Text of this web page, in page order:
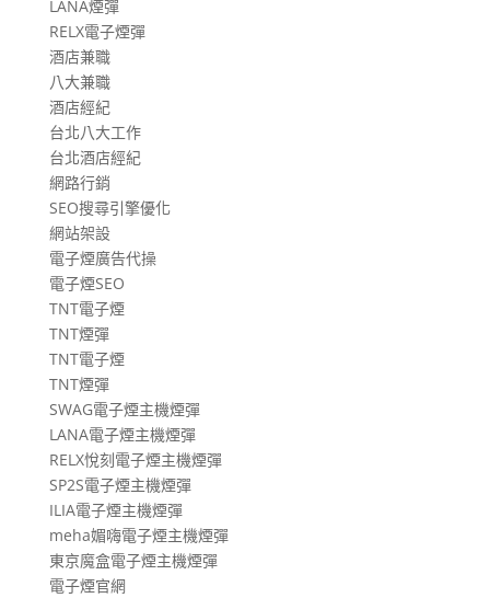
LANA煙彈
RELX電子煙彈
酒店兼職
八大兼職
酒店經紀
台北八大工作
台北酒店經紀
網路行銷
SEO搜尋引擎優化
網站架設
電子煙廣告代操
電子煙SEO
TNT電子煙
TNT煙彈
TNT電子煙
TNT煙彈
SWAG電子煙主機煙彈
LANA電子煙主機煙彈
RELX悅刻電子煙主機煙彈
SP2S電子煙主機煙彈
ILIA電子煙主機煙彈
meha媚嗨電子煙主機煙彈
東京魔盒電子煙主機煙彈
電子煙官網